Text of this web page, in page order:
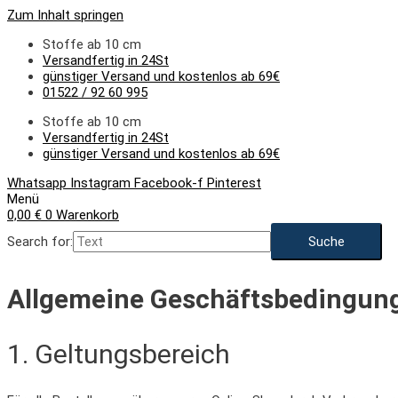
Zum Inhalt springen
Stoffe ab 10 cm
Versandfertig in 24St
günstiger Versand und kostenlos ab 69€
01522 / 92 60 995
Stoffe ab 10 cm
Versandfertig in 24St
günstiger Versand und kostenlos ab 69€
Whatsapp Instagram Facebook-f Pinterest
Menü
0,00 € 0 Warenkorb
Search for:
Allgemeine
1. Geltungsbereich